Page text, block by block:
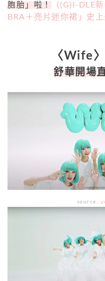
胞胎」啦！
（(G)I-DLE
BRA＋亮片迷你裙」史上
〈Wife
舒華開場
source: